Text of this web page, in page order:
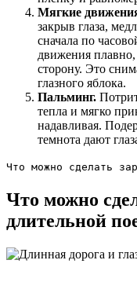
Мягкие
закрыв глаза,
сначала по
движения
сторону. Это
глазного яблока.
Пальминг.
тепла и мягко
надавливая.
темнота дают
Что можно сделать
Что можно
длительной